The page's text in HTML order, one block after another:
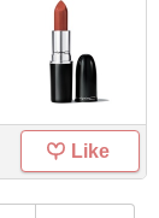
Like